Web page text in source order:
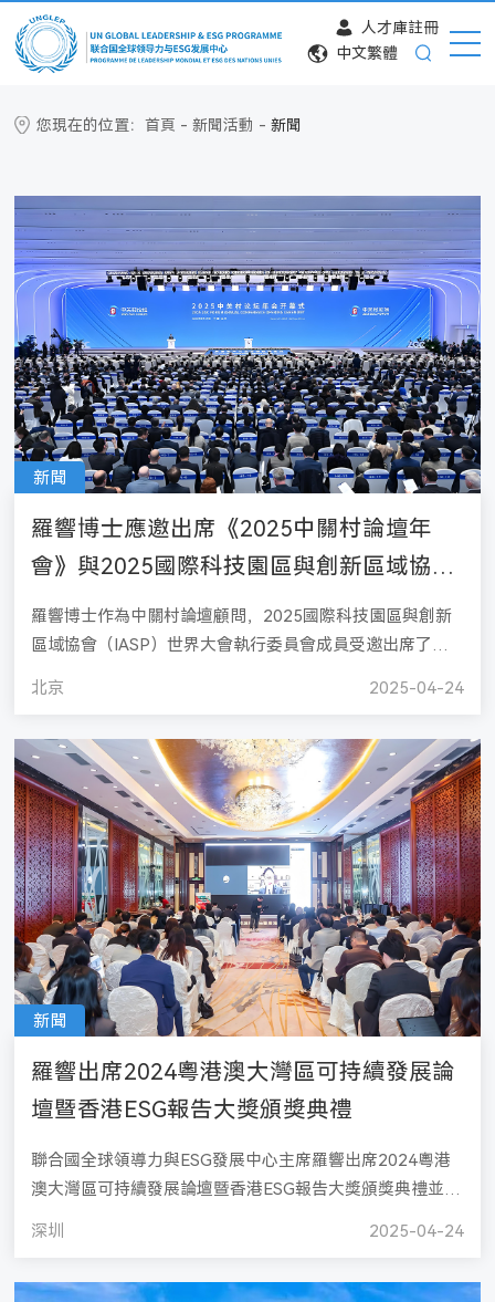
人才庫註冊
中文繁體
您現在的位置：首頁 -新聞活動 -新聞
新聞
羅響博士應邀出席《2025中關村論壇年
會》與2025國際科技園區與創新區域協會
（IASP）世界大會執行工作委員會
羅響博士作為中關村論壇顧問，2025國際科技園區與創新
區域協會（IASP）世界大會執行委員會成員受邀出席了
北京 2025-04-24
新聞
羅響出席2024粵港澳大灣區可持續發展論
壇暨香港ESG報告大獎頒獎典禮
聯合國全球領導力與ESG發展中心主席羅響出席2024粵港
澳大灣區可持續發展論壇暨香港ESG報告大獎頒獎典禮並發
表主旨演講
深圳 2025-04-24